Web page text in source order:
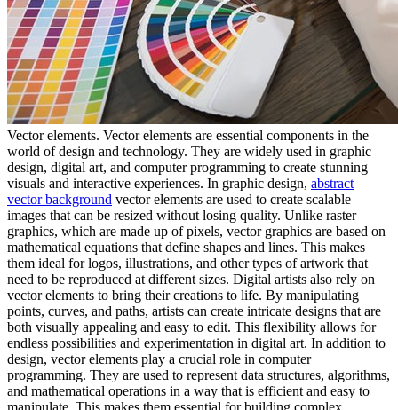
Vector elements. Vector elements are essential components in the
world of design and technology. They are widely used in graphic
design, digital art, and computer programming to create stunning
visuals and interactive experiences. In graphic design, abstract
vector background vector elements are used to create scalable
images that can be resized without losing quality. Unlike raster
graphics, which are made up of pixels, vector graphics are based on
mathematical equations that define shapes and lines. This makes
them ideal for logos, illustrations, and other types of artwork that
need to be reproduced at different sizes. Digital artists also rely on
vector elements to bring their creations to life. By manipulating
points, curves, and paths, artists can create intricate designs that are
both visually appealing and easy to edit. This flexibility allows for
endless possibilities and experimentation in digital art. In addition to
design, vector elements play a crucial role in computer
programming. They are used to represent data structures, algorithms,
and mathematical operations in a way that is efficient and easy to
manipulate. This makes them essential for building complex